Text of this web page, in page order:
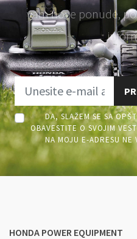
vam nove ponude,
DA, SLAŽEM SE SA
OBAVESTITE O SVOJIM
NA MOJU E-ADRESU NE
HONDA POWER EQUIPMENT